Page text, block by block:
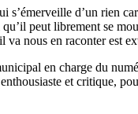
d’un rien
peut librement se
nous en raconter est
en charge du
et critique,